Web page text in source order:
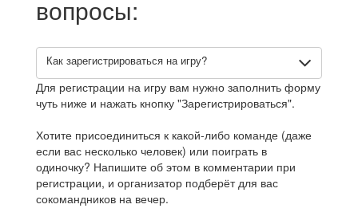
вопросы:
Как зарегистрироваться на игру?
Для регистрации на игру вам нужно заполнить форму
чуть ниже и нажать кнопку "Зарегистрироваться".
Хотите присоединиться к какой-либо команде (даже
если вас несколько человек) или поиграть в
одиночку? Напишите об этом в комментарии при
регистрации, и организатор подберёт для вас
сокомандников на вечер.